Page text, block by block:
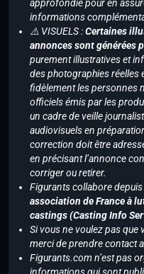
approfondie pour en
informations
⚠️ VISUELS :Certaines
annonces sont générées
purement illustratives et
des photographies réelles
fidèlement les personnes
officiels émis par les
un cadre de veille
audiovisuels en
correction doit être
en précisant l’annonce
corriger ou retirer.
Figurants collabore
association de France à
castings (Casting Info
Si vous ne voulez pas que
merci de prendre contact
Figurants.com n’est pas